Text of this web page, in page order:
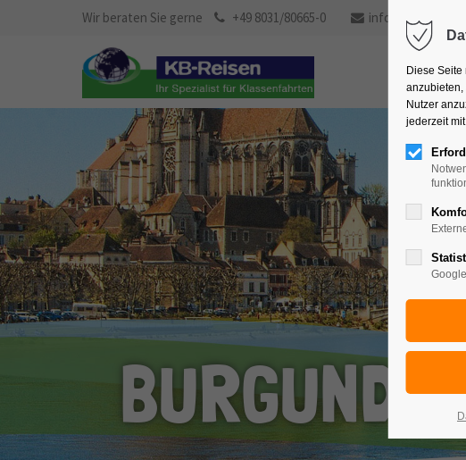
Wir beraten Sie gerne +49 8031/80665-0 info@kb-reisen.de
BURGUND
Pilgerreise jetzt
Diese
anzubieten,
Nutzer
jederzeit